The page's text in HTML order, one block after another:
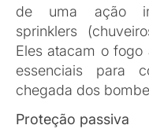
Sistemas fixos
Os sistemas
permanentemente
ativados
Alguns exemplos são: